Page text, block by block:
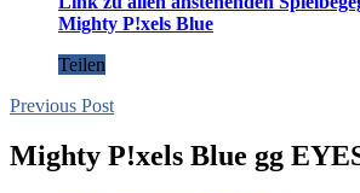
Mighty P!xels Blue
Teilen
Previous Post
Mighty P!xels Blue gg